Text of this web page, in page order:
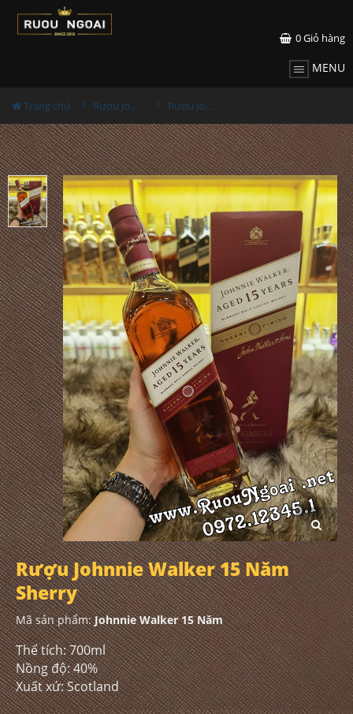
0Giỏ hàng
MENU
Trang chủ Rượu Johnnie walker Rượu Johnnie Walker 15 Năm Sherry
Rượu Johnnie Walker 15 Năm
Sherry
Mã sản phẩm:Johnnie Walker 15 Năm
Thể tích: 700ml
Nồng độ: 40%
Xuất xứ: Scotland